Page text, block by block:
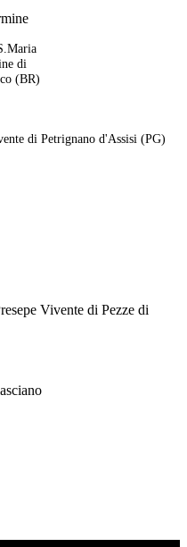
di
(BR)
di Petrignano d'Assisi (PG)
Vivente di Pezze di